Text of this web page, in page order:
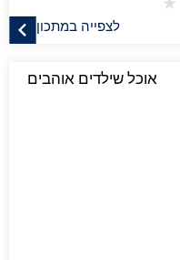
לצפייה במתכון
אוכל שילדים אוהבים